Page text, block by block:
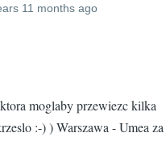
11 months ago
moglaby przewiezc kilka
:-) ) Warszawa - Umea za